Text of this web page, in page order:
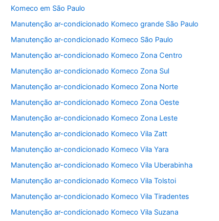
b
o
o
k
A
p
p
Komeco em São Paulo
Manutenção ar-condicionado Komeco grande São Paulo
Manutenção ar-condicionado Komeco São Paulo
Manutenção ar-condicionado Komeco Zona Centro
Manutenção ar-condicionado Komeco Zona Sul
Manutenção ar-condicionado Komeco Zona Norte
Manutenção ar-condicionado Komeco Zona Oeste
Manutenção ar-condicionado Komeco Zona Leste
Manutenção ar-condicionado Komeco Vila Zatt
Manutenção ar-condicionado Komeco Vila Yara
Manutenção ar-condicionado Komeco Vila Uberabinha
Manutenção ar-condicionado Komeco Vila Tolstoi
Manutenção ar-condicionado Komeco Vila Tiradentes
Manutenção ar-condicionado Komeco Vila Suzana